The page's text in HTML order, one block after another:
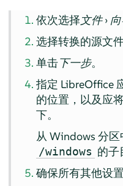
依次选择文件›
选择转换的源文件
单击下一步。
指定 LibreOffice
的位置，以及应
下。
从 Windows 分
/windows 的子
确保所有其他设